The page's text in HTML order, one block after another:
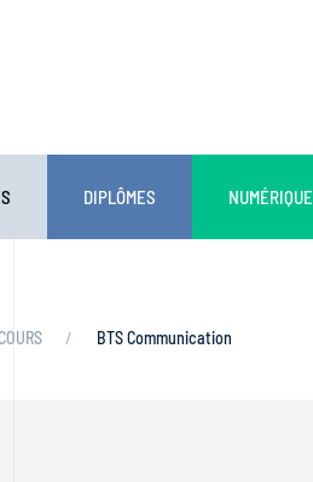
DIPLÔMES NUMÉRIQUE
BTS Communication